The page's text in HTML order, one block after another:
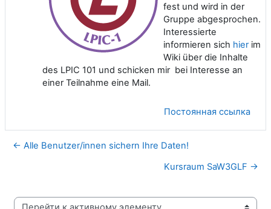
fest und wird in der
Gruppe abgesprochen.
Interessierte
informieren sich hierim
Wiki über die Inhalte
des LPIC 101 und schicken mir bei Interesse an
einer Teilnahme eine Mail.
Постоянная ссылка
← Alle Benutzer/innen sichern Ihre Daten!
Kursraum SaW3GLF →